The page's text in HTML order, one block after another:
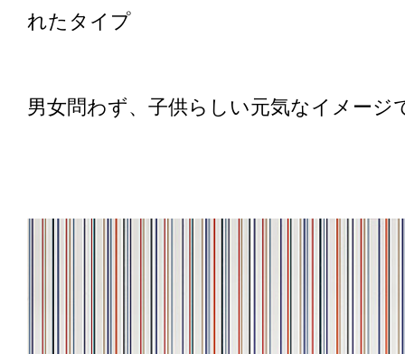
れたタイプ
男女問わず、子供らしい元気なイメージ